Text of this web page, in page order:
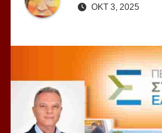
ΟΚΤ 3, 2025